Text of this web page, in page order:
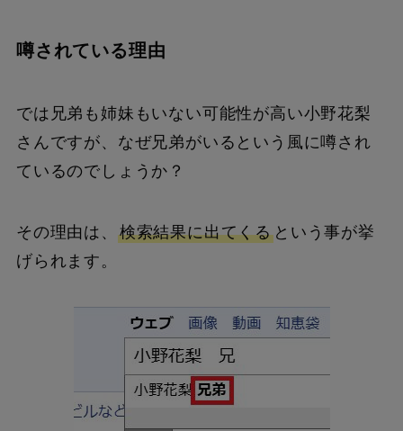
噂されている理由
では兄弟も姉妹もいない可能性が高い小野花梨
さんですが、なぜ兄弟がいるという風に噂され
ているのでしょうか？
その理由は、 検索結果に出てくる という事が挙
げられます。